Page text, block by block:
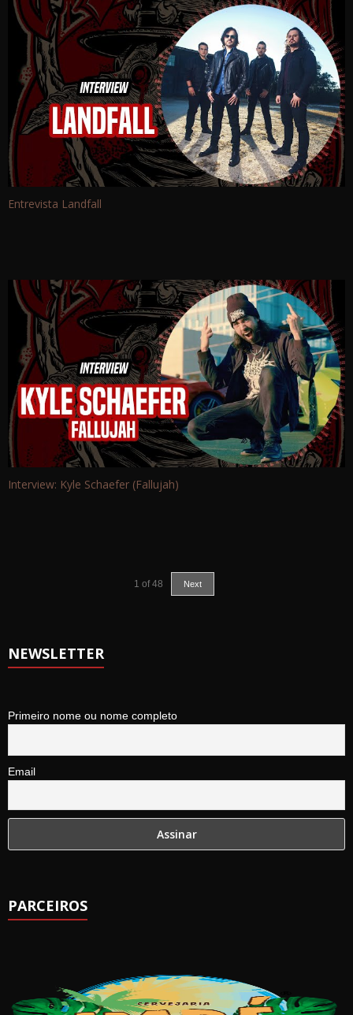
Entrevista Landfall
Interview: Kyle Schaefer (Fallujah)
1 of 48 Next
NEWSLETTER
Primeiro nome ou nome completo
Email
PARCEIROS